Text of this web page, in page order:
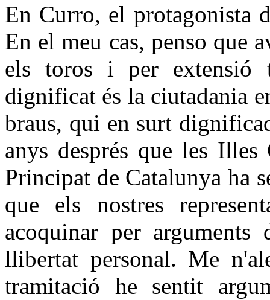
En Curro, el protagonista
En el meu cas, penso que
els toros i per extensió
dignificat és la ciutadania
braus, qui en surt
anys després que les
Principat de Catalunya ha
que els nostres
acoquinar per arguments
llibertat personal. Me
tramitació he sentit